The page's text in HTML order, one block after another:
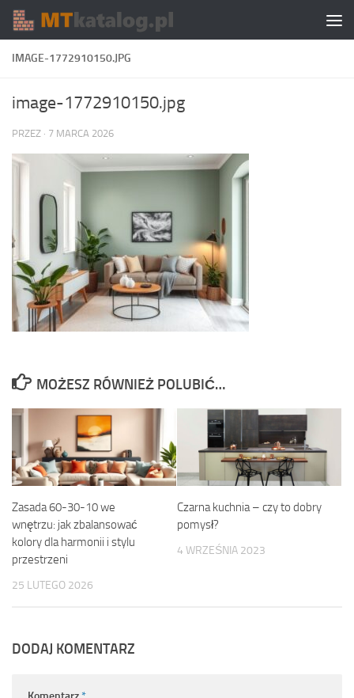
Skip to content
IMAGE-1772910150.JPG
image-1772910150.jpg
PRZEZ · 7 MARCA 2026
MOŻESZ RÓWNIEŻ POLUBIĆ…
Zasada 60-30-10 we
wnętrzu: jak zbalansować
kolory dla harmonii i stylu
przestrzeni
25 LUTEGO 2026
Czarna kuchnia – czy to dobry
pomysł?
4 WRZEŚNIA 2023
DODAJ KOMENTARZ